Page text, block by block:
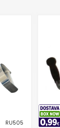
RU505